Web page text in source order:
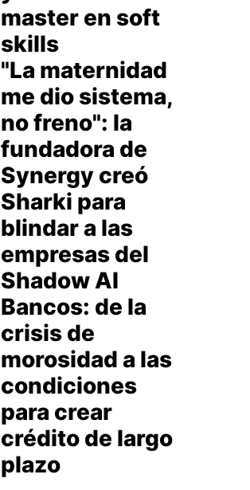
master en soft
skills
"La maternidad
me dio sistema,
no freno": la
fundadora de
Synergy creó
Sharki para
blindar a las
empresas del
Shadow AI
Bancos: de la
crisis de
morosidad a las
condiciones
para crear
crédito de largo
plazo